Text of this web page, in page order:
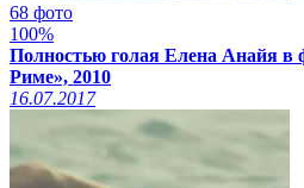
68 фото
100%
Полностью голая Елена Анайя в
Риме», 2010
16.07.2017